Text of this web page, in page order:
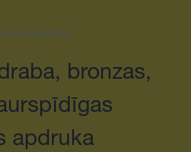
Līmplēves apdruka
bronzas,
apdruka